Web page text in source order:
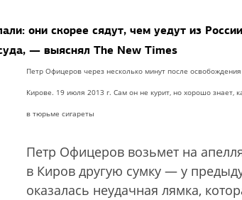
они скорее сядут, чем уедут из
— выяснял The New Times
Петр Офицеров через несколько минут после
Кирове. 19 июля 2013 г. Сам он не курит, но хорошо знает,
в тюрьме сигареты
Петр Офицеров возьмет на
в Киров другую сумку — у
оказалась неудачная лямка,